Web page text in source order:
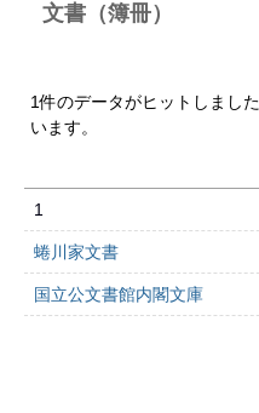
文書（簿冊）
1件のデータがヒットしまし
います。
1
蜷川家文書
国立公文書館内閣文庫